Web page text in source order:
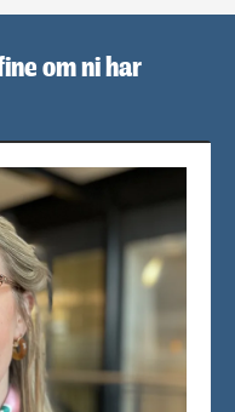
om ni har